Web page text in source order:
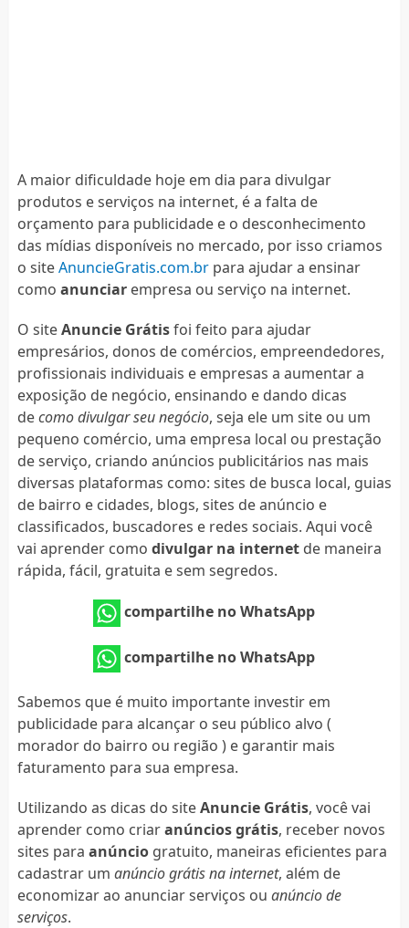
A maior dificuldade hoje em dia para divulgar
produtos e serviços na internet, é a falta de
orçamento para publicidade e o desconhecimento
das mídias disponíveis no mercado, por isso criamos
o siteAnuncieGratis.com.brpara ajudar a ensinar
como anunciarempresa ou serviço na internet.
O siteAnuncie Grátisfoi feito para ajudar
empresários, donos de comércios, empreendedores,
profissionais individuais e empresas a aumentar a
exposição de negócio, ensinando e dando dicas
decomo divulgar seu negócio, seja ele um site ou um
pequeno comércio, uma empresa local ou prestação
de serviço, criando anúncios publicitários nas mais
diversas plataformas como: sites de busca local, guias
de bairro e cidades, blogs, sites de anúncio e
classificados, buscadores e redes sociais. Aqui você
vai aprender como divulgar na internetde maneira
rápida, fácil, gratuita e sem segredos.
compartilhe no WhatsApp
compartilhe no WhatsApp
Sabemos que é muito importante investir em
publicidade para alcançar o seu público alvo (
morador do bairro ou região ) e garantir mais
faturamento para sua empresa.
Utilizando as dicas do siteAnuncie Grátis, você vai
aprender como criaranúncios grátis, receber novos
sites para anúnciogratuito, maneiras eficientes para
cadastrar um anúncio grátis na internet, além de
economizar ao anunciar serviços ou anúncio de
serviços.